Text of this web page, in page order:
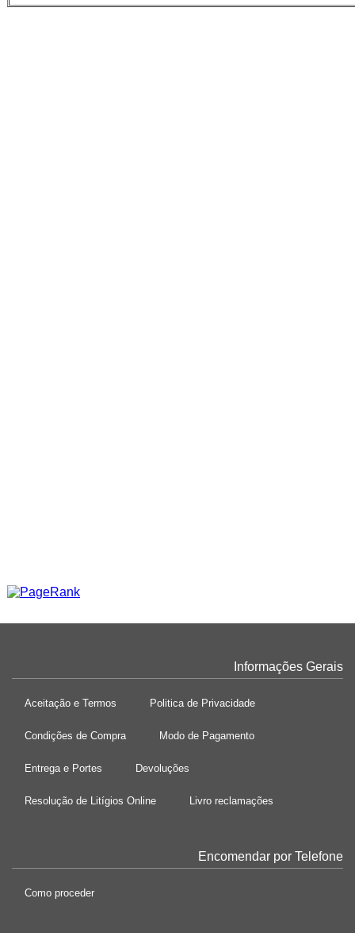
Informações Gerais
Aceitação e Termos Politica de Privacidade
Condições de Compra Modo de Pagamento
Entrega e Portes Devoluções
Resolução de Litígios Online Livro reclamações
Encomendar por Telefone
Como proceder